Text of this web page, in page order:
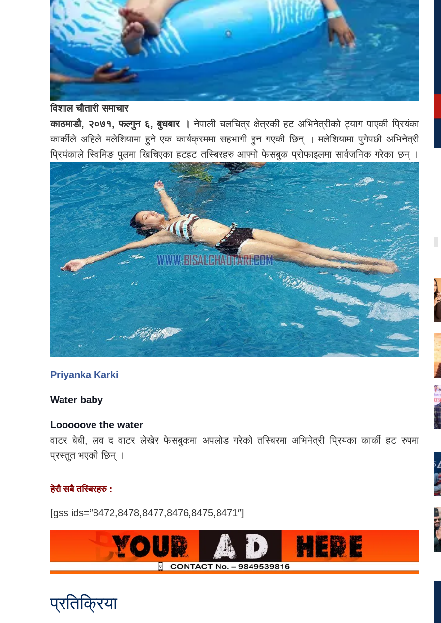
विशाल चौतारी समाचार
काठमाडौ, २०७१, फल्गुन ६, बुधबार । नेपाली चलचित्र क्षेत्रकी हट अभिनेत्रीको ट्याग पाएकी प्रियंका
कार्कीले अहिले मलेशियामा हुने एक कार्यक्रममा सहभागी हुन गएकी छिन् । मलेशियामा पुगेपछी अभिनेत्री
प्रियंकाले स्विमिङ पुलमा खिचिएका हटहट तस्बिरहरु आफ्नो फेसबुक प्रोफाइलमा सार्वजनिक गरेका छन् ।
Priyanka Karki
Water baby
Looooove the water
वाटर बेबी, लव द वाटर लेखेर फेसबुकमा अपलोड गरेको तस्बिरमा अभिनेत्री प्रियंका कार्की हट रुपमा
प्रस्तुत भएकी छिन् ।
हेरौ सबै तस्बिरहरु :
[gss ids=”8472,8478,8477,8476,8475,8471″]
प्रतिक्रिया